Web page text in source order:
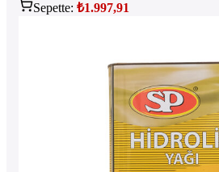
Sepette: ₺1.997,91